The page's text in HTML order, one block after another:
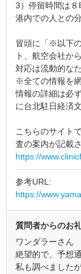
3）停留時間は
港内での人との
冒頭に「※以下
ト、航空会社か
対応は流動的な
※全ての情報を
情報の詳細は必
に台北駐日経済
こちらのサイト
査の案内が記載
https://
参考URL:
https://
質問者からのお
ワンダラーさん
絶望的で、予想
私も調べました